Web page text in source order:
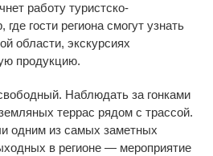
работу туристско-
где гости региона смогут узнать
области, экскурсиях
продукцию.
Наблюдать за гонками
террас рядом с трассой.
одним из самых заметных
в регионе — мероприятие